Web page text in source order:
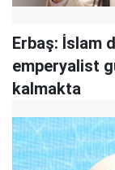
Erbaş: İslam
emperyalist
kalmakta